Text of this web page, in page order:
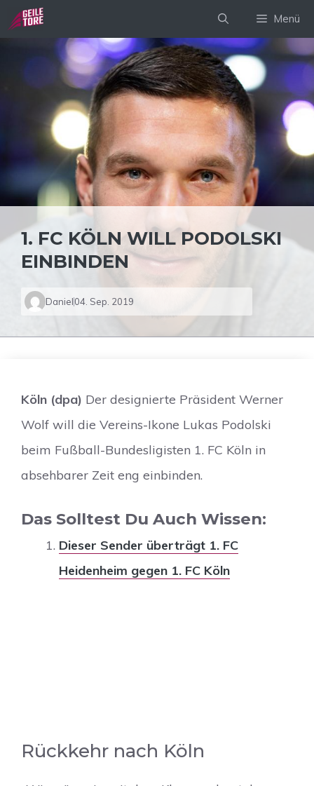
Zum
springen
Menü
1. FC KÖLN WILL PODOLSKI
EINBINDEN
Daniel04. Sep. 2019
Köln (dpa) Der designierte Präsident Werner
Wolf will die Vereins-Ikone Lukas Podolski
beim Fußball-Bundesligisten 1. FC Köln in
absehbarer Zeit eng einbinden.
Das Solltest Du Auch Wissen:
Dieser Sender überträgt 1. FC
Heidenheim gegen 1. FC Köln
Rückkehr nach Köln